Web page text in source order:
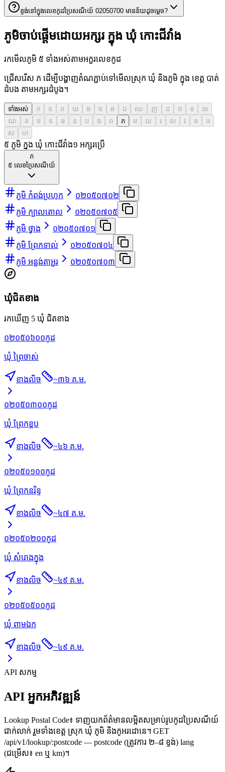
ខ្ទង់នៅក្នុងលេខកូដប្រៃសណីយ៍ 02050700 មានន័យដូចម្តេច?
ភូមិចាប់ផ្តើមដោយអក្សរ ក្នុង ឃុំ កោះជីវាំង
រកមើលភូមិ ៥ ទាំងអស់តាមអក្ខរលេខកូដ
ជ្រើសរើស ភ ដើម្បីបង្ហាញតំណភ្ជាប់ទៅមើលស្រុក ឃុំ និងភូមិ ក្នុង ខេត្ត បាត់
ដំបង តាមអក្សរដំបូង។
ទាំងអស់ ក ខ គ ឃ ង ច ឆ ជ ឈ ញ ដ ឋ ឌ
ឍ
ណ
ត ថ ទ ធ ន ប ផ ព ភ ម យ រ ល វ ឝ
ឞ
ស
ហ
៥ ភូមិ ក្នុង ឃុំ កោះជីវាំង១ អក្សរប្រើ
ភ
៥ លេខប្រៃសណីយ៍
ភូមិ កំពង់ប្រហុក
០២០៥០៧០២
ភូមិ ក្បាលតោល
០២០៥០៧០៥
ភូមិ ថ្វាង
០២០៥០៧០១
ភូមិ ព្រែកទាល់
០២០៥០៧០៤
ភូមិ អន្លង់តាអួរ
០២០៥០៧០៣
ឃុំជិតខាង
រកឃើញ 5 ឃុំ ជិតខាង
០២០៥០៦០០កូដ
ឃុំ ព្រៃចាស់
ខាងលិច ~៣៦ គ.ម.
០២០៥០៣០០កូដ
ឃុំ ព្រែកខ្ពប
ខាងលិច ~៤៦ គ.ម.
០២០៥០១០០កូដ
ឃុំ ព្រែកនរិន្ទ
ខាងលិច ~៤៧ គ.ម.
០២០៥០២០០កូដ
ឃុំ សំរោងក្នុង
ខាងលិច ~៤៩ គ.ម.
០២០៥០៥០០កូដ
ឃុំ ពាមឯក
ខាងលិច ~៤៩ គ.ម.
API សកម្ម
API អ្នកអភិវឌ្ឍន៍
Lookup Postal Code៖ ទាញយកព័ត៌មានលម្អិតសម្រាប់រូបកូដប្រៃសណីយ៍
ជាក់លាក់ រួមទាំងខេត្ត ស្រុក ឃុំ ភូមិ និងកូអរដោនេ។ GET
/api/v1/lookup/:postcode — postcode (ត្រូវការ ២–៨ ខ្ទង់) lang
(ជម្រើស៖ en ឬ km)។